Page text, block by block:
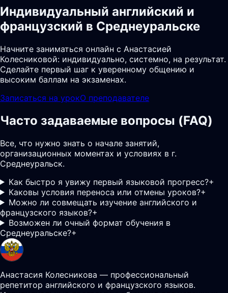
Индивидуальный английский и
французский в Среднеуральске
Начните заниматься онлайн с Анастасией
Колесниковой: индивидуально, системно, на результат.
Сделайте первый шаг к уверенному общению и
высоким баллам на экзаменах.
Записаться на урокО преподавателе
Часто задаваемые вопросы (FAQ)
Все, что нужно знать о начале занятий,
организационных моментах и условиях в г.
Среднеуральск.
Как быстро я увижу первый языковой прогресс?+
Каковы условия переноса или отмены уроков?+
Можно ли совмещать изучение английского и
французского языков?+
Возможен ли очный формат обучения в
Среднеуральске?+
Анастасия Колесникова — профессиональный
репетитор английского и французского языков.